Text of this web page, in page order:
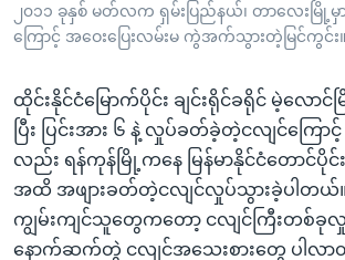
ကျော်
ရှာဖွေ
ရန်
နေရာ
ကျော်
ဘာသာစကားများ
၂၀၁၁ ခုနှစ် မတ်လက ရှမ်းပြည်နယ်၊ တာလေးမြို့
ကြောင့် အဝေးပြေးလမ်းမ ကွဲအက်သွားတဲ့မြင်ကွင်း။
ထိုင်းနိုင်ငံမြောက်ပိုင်း ချင်းရိုင်ခရိုင် မဲ့လော
ပြီး ပြင်းအား ၆ နဲ့ လှုပ်ခတ်ခဲ့တဲ့ငလျင်ကြောင့်
လည်း ရန်ကုန်မြို့ကနေ မြန်မာနိုင်ငံတောင်ပို
အထိ အဖျားခတ်တဲ့ငလျင်လှုပ်သွားခဲ့ပါတယ်
ကျွမ်းကျင်သူတွေကတော့ ငလျင်ကြီးတစ်ခုလှု
နောက်ဆက်တွဲ ငလျင်အသေးစားတွေ ပါလာ